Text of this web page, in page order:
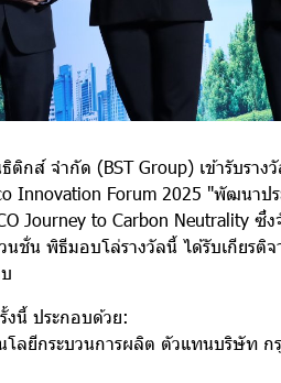
ส์ จำกัด (BST Group) เข้ารับรางวั
Innovation Forum 2025 "พัฒนาป
Journey to Carbon Neutrality
ชั่น พิธีมอบโล่รางวัลนี้ ได้รับเกียร
งนี้ ประกอบด้วย:
ยีกระบวนการผลิต ตัวแทนบริษัท ก